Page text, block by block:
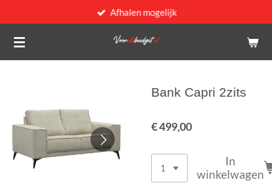
direct
naar
Afhalen mogelijk
Bank Capri 2zits
€ 499,00
In
winkelwagen